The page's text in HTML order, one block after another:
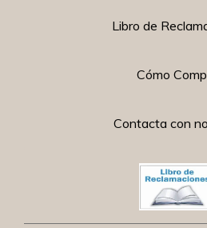
Libro de
Cómo
Contacta con